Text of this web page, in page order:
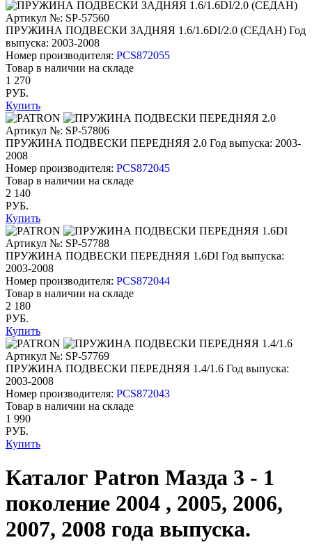
Артикул №: SP-57560
ПРУЖИНА ПОДВЕСКИ ЗАДНЯЯ 1.6/1.6DI/2.0 (СЕДАН) Год
выпуска: 2003-2008
Номер производителя: PCS872055
Товар в наличии на складе
1 270
РУБ.
Купить
Артикул №: SP-57806
ПРУЖИНА ПОДВЕСКИ ПЕРЕДНЯЯ 2.0 Год выпуска: 2003-
2008
Номер производителя: PCS872045
Товар в наличии на складе
2 140
РУБ.
Купить
Артикул №: SP-57788
ПРУЖИНА ПОДВЕСКИ ПЕРЕДНЯЯ 1.6DI Год выпуска:
2003-2008
Номер производителя: PCS872044
Товар в наличии на складе
2 180
РУБ.
Купить
Артикул №: SP-57769
ПРУЖИНА ПОДВЕСКИ ПЕРЕДНЯЯ 1.4/1.6 Год выпуска:
2003-2008
Номер производителя: PCS872043
Товар в наличии на складе
1 990
РУБ.
Купить
Каталог Patron Мазда 3 - 1
поколение 2004 , 2005, 2006,
2007, 2008 года выпуска.